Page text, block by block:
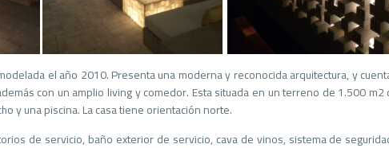
el año 2010. Presenta una moderna y reconocida arquitectura, y
con un amplio living y comedor. Esta situada en un terreno de 1.500
y una piscina. La casa tiene orientación norte.
de servicio, baño exterior de servicio, cava de vinos, sistema de